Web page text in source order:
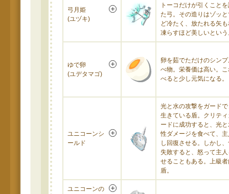
弓月姫
(ユヅキ)
トーコだけが引くこと
た弓。その造りはゾッ
ど冷たく、放たれる矢
凍らすほど美しいとい
ゆで卵
(ユデタマゴ)
卵を茹でただけのシン
べ物。栄養価は高い。
べると少し元気になる。
ユニコーンシ
ールド
光と水の攻撃をガード
生きている盾。クリテ
ードに成功すると、光
性ダメージを食べて、
し回復させる。しかし
失敗すると、怒って主
せることもある。上級
盾。
ユニコーンの